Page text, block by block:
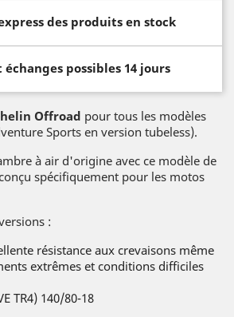
des produits en stock
échanges possibles 14 jours
Offroad pour tous les modèles
Sports en version tubeless).
à air d'origine avec ce modèle de
spécifiquement pour les motos
:
résistance aux crevaisons même
extrêmes et conditions difficiles
TR4) 140/80-18